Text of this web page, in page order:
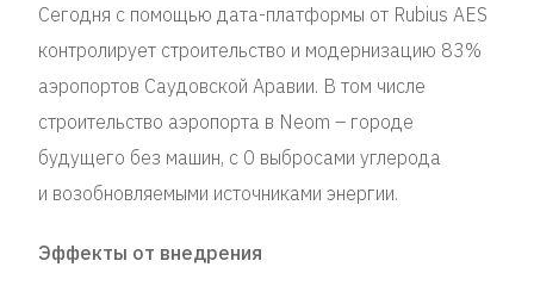
Сегодня с помощью дата-платформы от Rubius AES
контролирует строительство и модернизацию 83%
аэропортов Саудовской Аравии. В том числе
строительство аэропорта в Neom – городе
будущего без машин, с 0 выбросами углерода
и возобновляемыми источниками энергии.
Эффекты от внедрения